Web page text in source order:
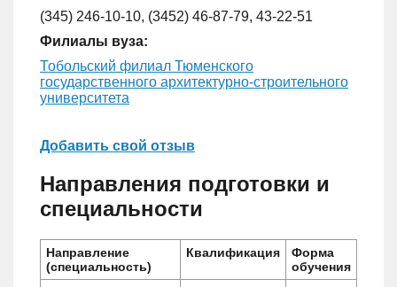
(345) 246-10-10, (3452) 46-87-79, 43-22-51
Филиалы вуза:
Тобольский филиал Тюменского
государственного архитектурно-строительного
университета
Добавить свой отзыв
Направления подготовки и
специальности
Направление
(специальность)
Квалификация
Форма
обучения